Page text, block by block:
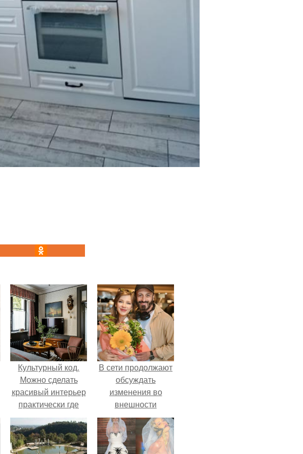
Культурный код.
Можно сделать
красивый интерьер
практически где
угодно.
В сети продолжают
обсуждать
изменения во
внешности
актрисы.